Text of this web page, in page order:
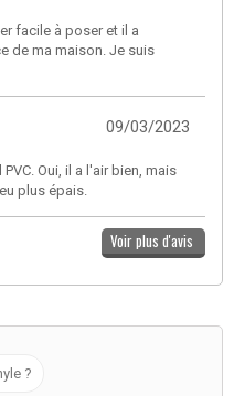
facile à poser et il a
de ma maison. Je suis
09/03/2023
Oui, il a l'air bien, mais
plus épais.
Voir plus d'avis
?